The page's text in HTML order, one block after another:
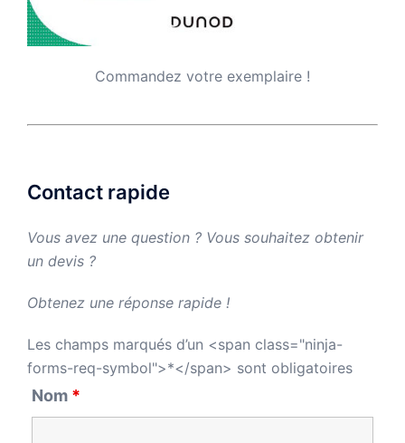
Commandez votre exemplaire !
Contact rapide
Vous avez une question ? Vous souhaitez obtenir
un devis ?
Obtenez une réponse rapide !
Les champs marqués d’un <span class="ninja-
forms-req-symbol">*</span> sont obligatoires
Nom *